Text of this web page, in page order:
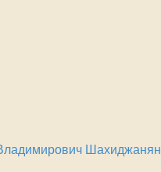
Шахиджанян